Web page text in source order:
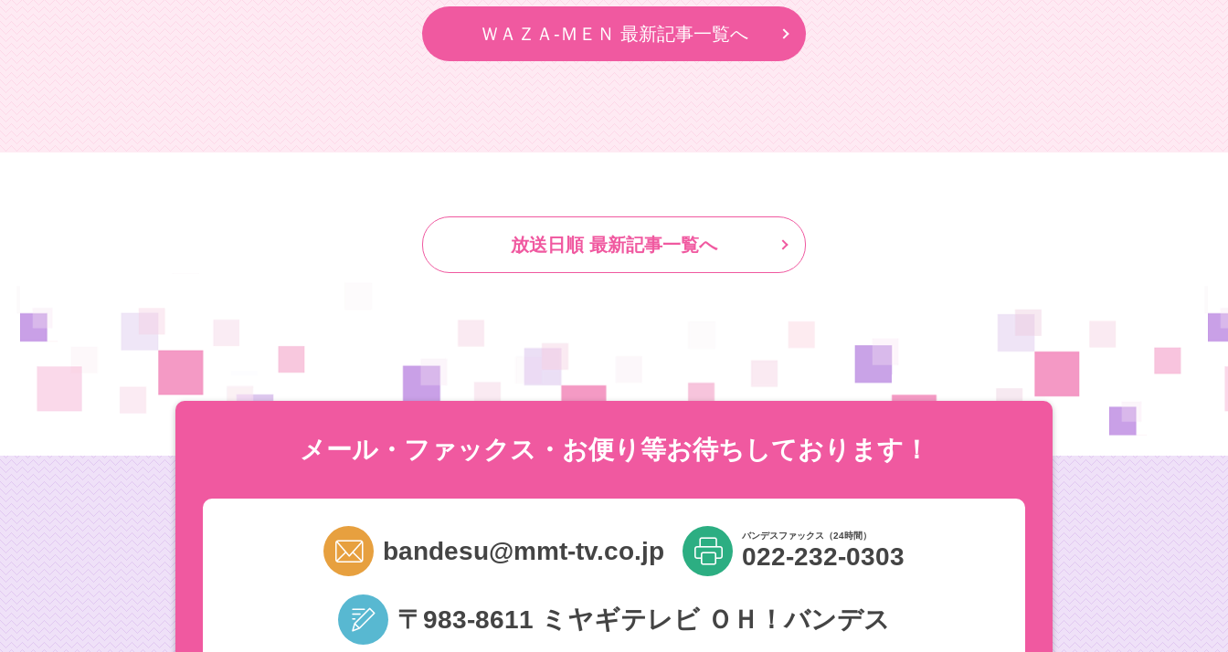
ＷＡＺＡ-ＭＥＮ 最新記事一覧へ
放送日順 最新記事一覧へ
メール・ファックス・お便り等お待ちしております！
bandesu@mmt-tv.co.jp
バンデスファックス（24時間）
022-232-0303
〒983-8611 ミヤギテレビ ＯＨ！バンデス